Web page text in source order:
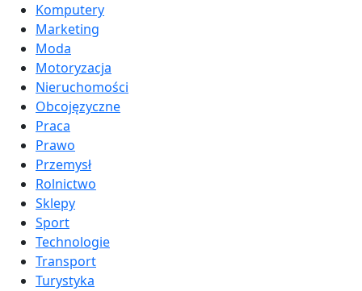
Komputery
Marketing
Moda
Motoryzacja
Nieruchomości
Obcojęzyczne
Praca
Prawo
Przemysł
Rolnictwo
Sklepy
Sport
Technologie
Transport
Turystyka